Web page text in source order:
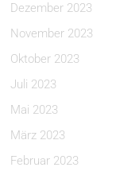
Dezember 2023
November 2023
Oktober 2023
Juli 2023
Mai 2023
März 2023
Februar 2023